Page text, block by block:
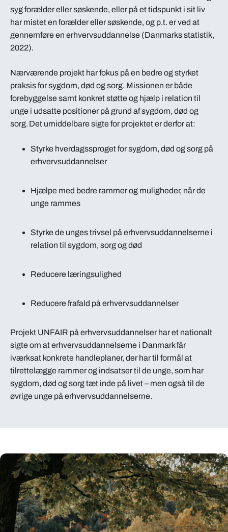
syg forælder eller søskende, eller på et tidspunkt i sit liv
har mistet en forælder eller søskende, og p.t. er ved at
gennemføre en erhvervsuddannelse (Danmarks statistik,
2022).
Nærværende projekt har fokus på en bedre og styrket
praksis for sygdom, død og sorg. Missionen er både
forebyggelse samt konkret støtte og hjælp i relation til
unge i udsatte positioner på grund af sygdom, død og
sorg. Det umiddelbare sigte for projektet er derfor at:
Styrke hverdagssproget for sygdom, død og sorg på
erhvervsuddannelser
Hjælpe med bedre rammer og muligheder, når de
unge rammes
Styrke de unges trivsel på erhvervsuddannelserne i
relation til sygdom, sorg og død
Reducere læringsulighed
Reducere frafald på erhvervsuddannelser
Projekt UNFAIR på erhvervsuddannelser har et nationalt
sigte om at erhvervsuddannelserne i Danmark får
iværksat konkrete handleplaner, der har til formål at
tilrettelægge rammer og indsatser til de unge, som har
sygdom, død og sorg tæt inde på livet – men også til de
øvrige unge på erhvervsuddannelserne.